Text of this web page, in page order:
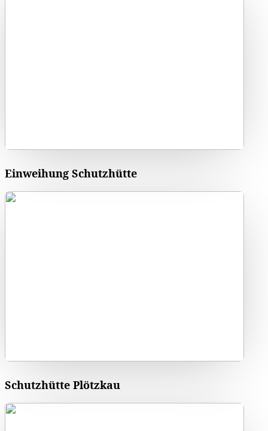
Einweihung Schutzhütte
Schutzhütte Plötzkau